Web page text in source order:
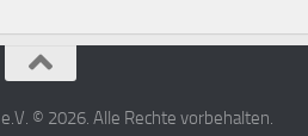
© 2026. Alle Rechte vorbehalten.